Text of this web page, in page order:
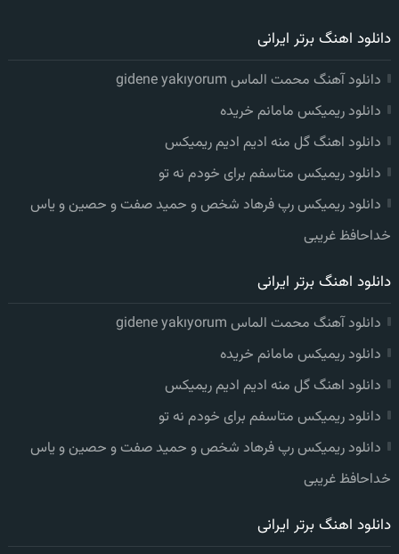
دانلود اهنگ برتر ایرانی
دانلود آهنگ محمت الماس gidene yakıyorum
دانلود ریمیکس مامانم خریده
دانلود اهنگ گل منه ادیم ادیم ریمیکس
دانلود ریمیکس متاسفم برای خودم نه تو
دانلود ریمیکس رپ فرهاد شخص و حمید صفت و حصین و یاس
خداحافظ غریبی
دانلود اهنگ برتر ایرانی
دانلود آهنگ محمت الماس gidene yakıyorum
دانلود ریمیکس مامانم خریده
دانلود اهنگ گل منه ادیم ادیم ریمیکس
دانلود ریمیکس متاسفم برای خودم نه تو
دانلود ریمیکس رپ فرهاد شخص و حمید صفت و حصین و یاس
خداحافظ غریبی
دانلود اهنگ برتر ایرانی